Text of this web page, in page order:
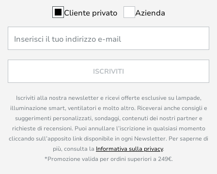
Cliente privato Azienda
ISCRIVITI
Iscriviti alla nostra newsletter e ricevi offerte esclusive su lampade,
illuminazione smart, ventilatori e molto altro. Riceverai anche consigli e
suggerimenti personalizzati, sondaggi, contenuti dei nostri partner e
richieste di recensioni. Puoi annullare l’iscrizione in qualsiasi momento
cliccando sull’apposito link disponibile in ogni Newsletter. Per saperne di
più, consulta la Informativa sulla privacy.
*Promozione valida per ordini superiori a 249€.